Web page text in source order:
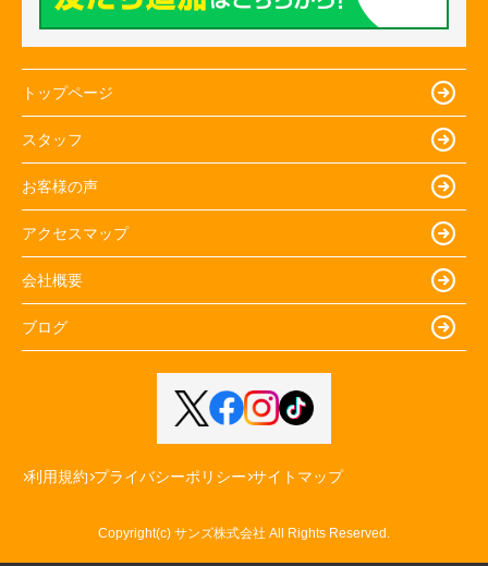
トップページ
スタッフ
お客様の声
アクセスマップ
会社概要
ブログ
利用規約 プライバシーポリシー サイトマップ
Copyright(c) サンズ株式会社 All Rights Reserved.